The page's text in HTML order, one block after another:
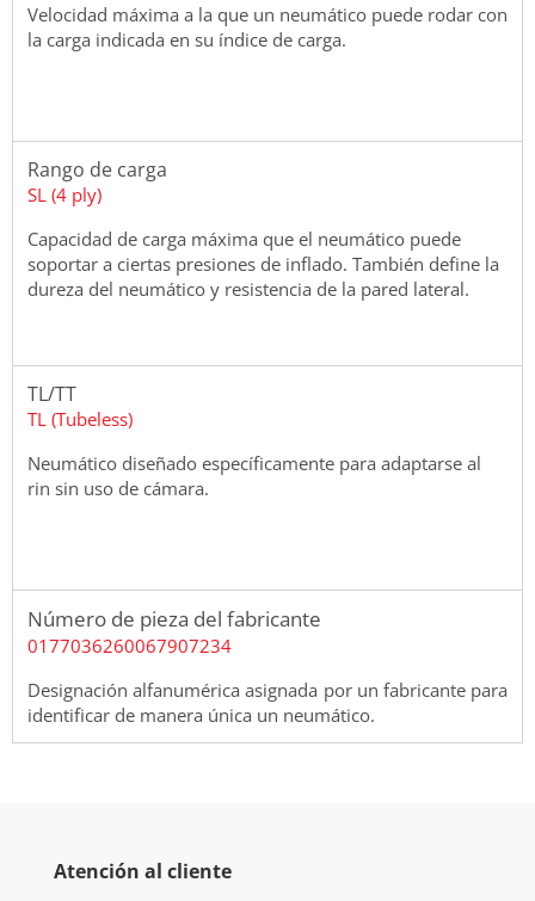
Velocidad máxima a la que un neumático puede rodar con
la carga indicada en su índice de carga.
Rango de carga
SL (4 ply)
Capacidad de carga máxima que el neumático puede
soportar a ciertas presiones de inflado. También define la
dureza del neumático y resistencia de la pared lateral.
TL/TT
TL (Tubeless)
Neumático diseñado específicamente para adaptarse al
rin sin uso de cámara.
Número de pieza del fabricante
0177036260067907234
Designación alfanumérica asignada por un fabricante para
identificar de manera única un neumático.
Atención al cliente